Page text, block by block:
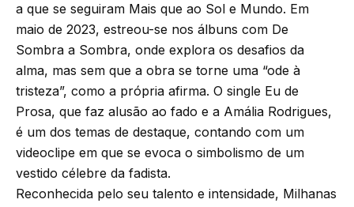
a que se seguiram Mais que ao Sol e Mundo. Em
maio de 2023, estreou-se nos álbuns com De
Sombra a Sombra, onde explora os desafios da
alma, mas sem que a obra se torne uma “ode à
tristeza”, como a própria afirma. O single Eu de
Prosa, que faz alusão ao fado e a Amália Rodrigues,
é um dos temas de destaque, contando com um
videoclipe em que se evoca o simbolismo de um
vestido célebre da fadista.
Reconhecida pelo seu talento e intensidade, Milhanas